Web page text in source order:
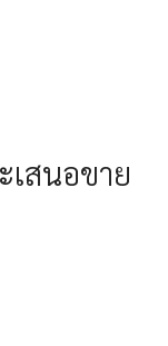
เสนอขาย